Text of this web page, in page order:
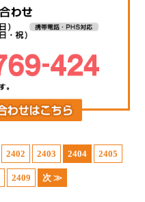
2402 2403 2404 2405
2409 次 ≫